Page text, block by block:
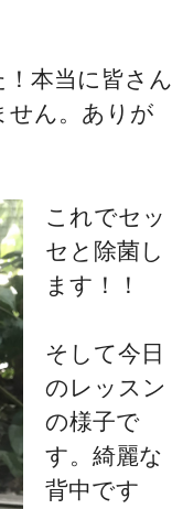
本当に皆さん
せん。ありが
これでセッ
セと除菌し
ます！！
そして今日
のレッスン
の様子で
す。綺麗な
背中です